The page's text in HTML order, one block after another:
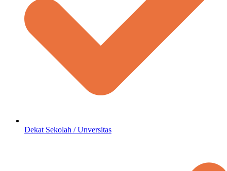
Dekat Sekolah / Unversitas